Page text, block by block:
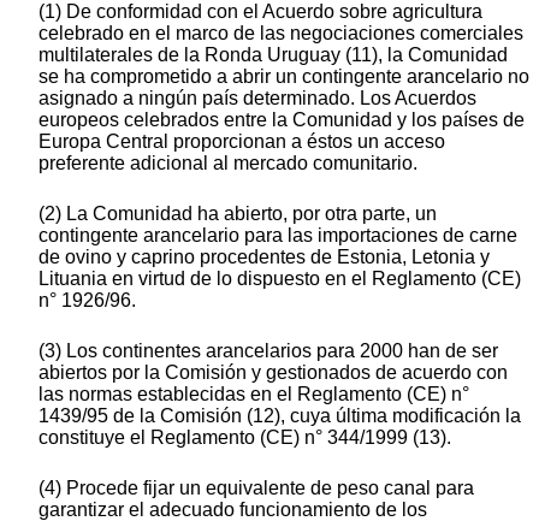
(1) De conformidad con el Acuerdo sobre agricultura
celebrado en el marco de las negociaciones comerciales
multilaterales de la Ronda Uruguay (11), la Comunidad
se ha comprometido a abrir un contingente arancelario no
asignado a ningún país determinado. Los Acuerdos
europeos celebrados entre la Comunidad y los países de
Europa Central proporcionan a éstos un acceso
preferente adicional al mercado comunitario.
(2) La Comunidad ha abierto, por otra parte, un
contingente arancelario para las importaciones de carne
de ovino y caprino procedentes de Estonia, Letonia y
Lituania en virtud de lo dispuesto en el Reglamento (CE)
n° 1926/96.
(3) Los continentes arancelarios para 2000 han de ser
abiertos por la Comisión y gestionados de acuerdo con
las normas establecidas en el Reglamento (CE) n°
1439/95 de la Comisión (12), cuya última modificación la
constituye el Reglamento (CE) n° 344/1999 (13).
(4) Procede fijar un equivalente de peso canal para
garantizar el adecuado funcionamiento de los